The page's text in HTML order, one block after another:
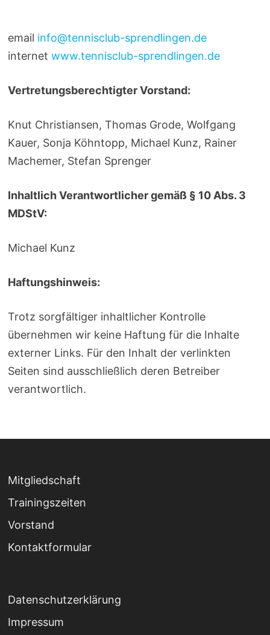
email info@tennisclub-sprendlingen.de
internet www.tennisclub-sprendlingen.de
Vertretungsberechtigter Vorstand:
Knut Christiansen, Thomas Grode, Wolfgang
Kauer, Sonja Köhntopp, Michael Kunz, Rainer
Machemer, Stefan Sprenger
Inhaltlich Verantwortlicher gemäß § 10 Abs. 3
MDStV:
Michael Kunz
Haftungshinweis:
Trotz sorgfältiger inhaltlicher Kontrolle
übernehmen wir keine Haftung für die Inhalte
externer Links. Für den Inhalt der verlinkten
Seiten sind ausschließlich deren Betreiber
verantwortlich.
Mitgliedschaft
Trainingszeiten
Vorstand
Kontaktformular
Datenschutzerklärung
Impressum